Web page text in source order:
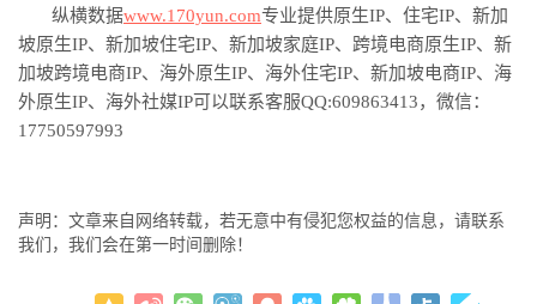
纵横数据www.170yun.com专业提供原生IP、住宅IP、 新加
坡原生IP、 新加坡住宅IP、 新加坡家庭IP、跨境电商原生IP、 新
加坡跨境电商IP、海外原生IP、海外住宅IP、 新加坡电商IP、海
外原生IP、海外社媒IP可以联系客服QQ:609863413，微信：
17750597993
声明：文章来自网络转载，若无意中有侵犯您权益的信息，请联系
我们，我们会在第一时间删除！